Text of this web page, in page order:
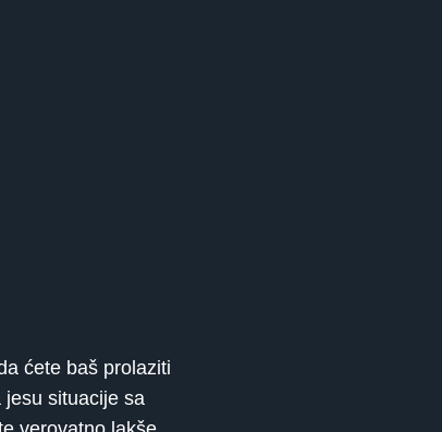
ćete baš prolaziti
situacije sa